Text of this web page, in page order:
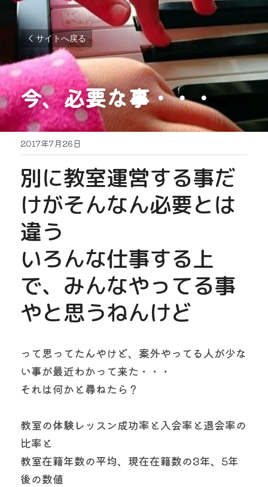
サイトへ戻る
今、必要な事・・・
2017年7月26日
別に教室運営する事だ
けがそんなん必要とは
違う
いろんな仕事する上
で、みんなやってる事
やと思うねんけど
って思ってたんやけど、案外やってる人が少な
い事が最近わかって来た・・・
それは何かと尋ねたら？
教室の体験レッスン成功率と入会率と退会率の
比率と
教室在籍年数の平均、現在在籍数の3年、5年
後の数値